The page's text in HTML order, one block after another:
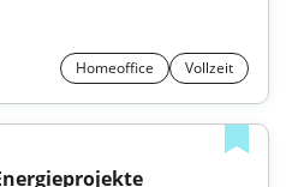
Homeoffice Vollzeit